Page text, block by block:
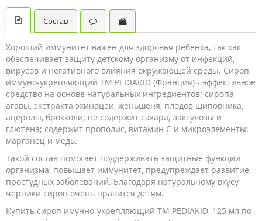
Состав
Хороший иммунитет важен для здоровья ребенка, так как
обеспечивает защиту детскому организму от инфекций,
вирусов и негативного влияния окружающей среды. Сироп
иммуно-укрепляющий ТМ PEDIAKID (Франция) - эффективное
средство на основе натуральных ингредиентов: сиропа
агавы, экстракта эхинацеи, женьшеня, плодов шиповника,
ацеролы, брокколи; не содержит сахара, лактулозы и
глютена; содержит прополис, витамин С и микроэлементы:
марганец и медь.
Такой состав помогает поддерживать защитные функции
организма, повышает иммунитет, предупреждает развитие
простудных заболеваний. Благодаря натуральному вкусу
черники сироп очень нравится детям.
Купить сироп имунно-укрепляющий ТМ PEDIAKID, 125 мл по